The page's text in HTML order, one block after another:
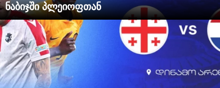
ნაბიჯში პლეიოფთან